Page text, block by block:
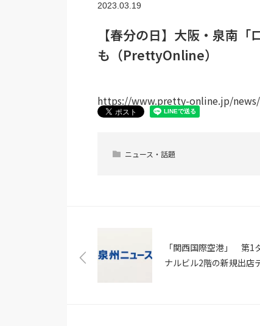
2023.03.19
【春分の日】大阪・泉南
も（PrettyOnline）
https://www.pretty-online.jp/
ニュース・話題
「関西国際空港」 第1
ナルビル2階の新規出店